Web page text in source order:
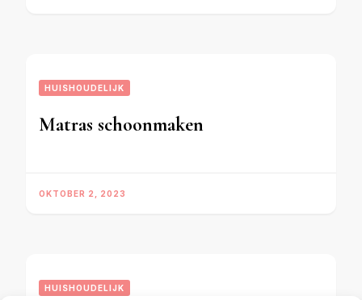
HUISHOUDELIJK
Matras schoonmaken
OKTOBER 2, 2023
HUISHOUDELIJK